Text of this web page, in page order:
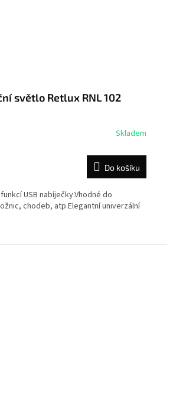
světlo Retlux RNL 102
Skladem
Do košíku
USB nabíječky.Vhodné do
chodeb, atp.Elegantní univerzální